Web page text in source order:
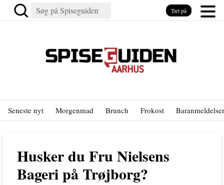
Seneste nyt Morgenmad Brunch Frokost Baranmeldelser
Husker du Fru Nielsens
Bageri på Trøjborg?
Tæt på